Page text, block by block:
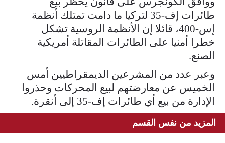
طائرات إف-35 لتركيا ما دامت تمتلك ​أنظمة
إس-400، قائلا إن الأنظمة الروسية تشكل
خطرا أمنيا على الطائرات المقاتلة أمريكية
الصنع.
وعبر عدد من المشرعين الديمقراطيين أمس
الخميس ​عن معارضتهم لبيع المحركات وحذروا
الإدارة من بيع أي طائرات إف-35 إلى أنقرة.
المزيد من نفس القسم